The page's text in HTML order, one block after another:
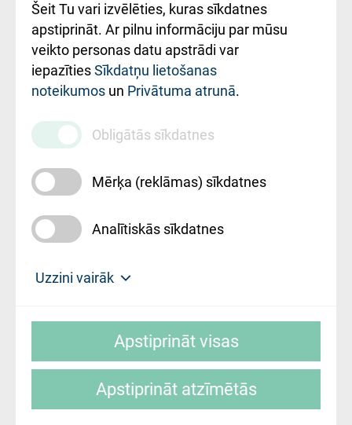
Rekvizīti un
ārstniecības
iestādes kods
010000234
Maksas
pakalpojumu
cenrādis
Mājas lapas izstrāde:
Šeit Tu vari izvēlēties, kuras sīkdatnes
apstiprināt. Ar pilnu informāciju par mūsu
veikto personas datu apstrādi var
iepazītiesSīkdatņu lietošanas
noteikumos un Privātuma atrunā.
Obligātās sīkdatnes
Mērķa (reklāmas) sīkdatnes
Analītiskās sīkdatnes
Uzzini vairāk
slimnīca, turpmāk – Pārzinis, sīkdatņu
sīkdatņu izmantošanas nosacījumiem.
Apstiprināt visas
Apstiprināt atzīmētās